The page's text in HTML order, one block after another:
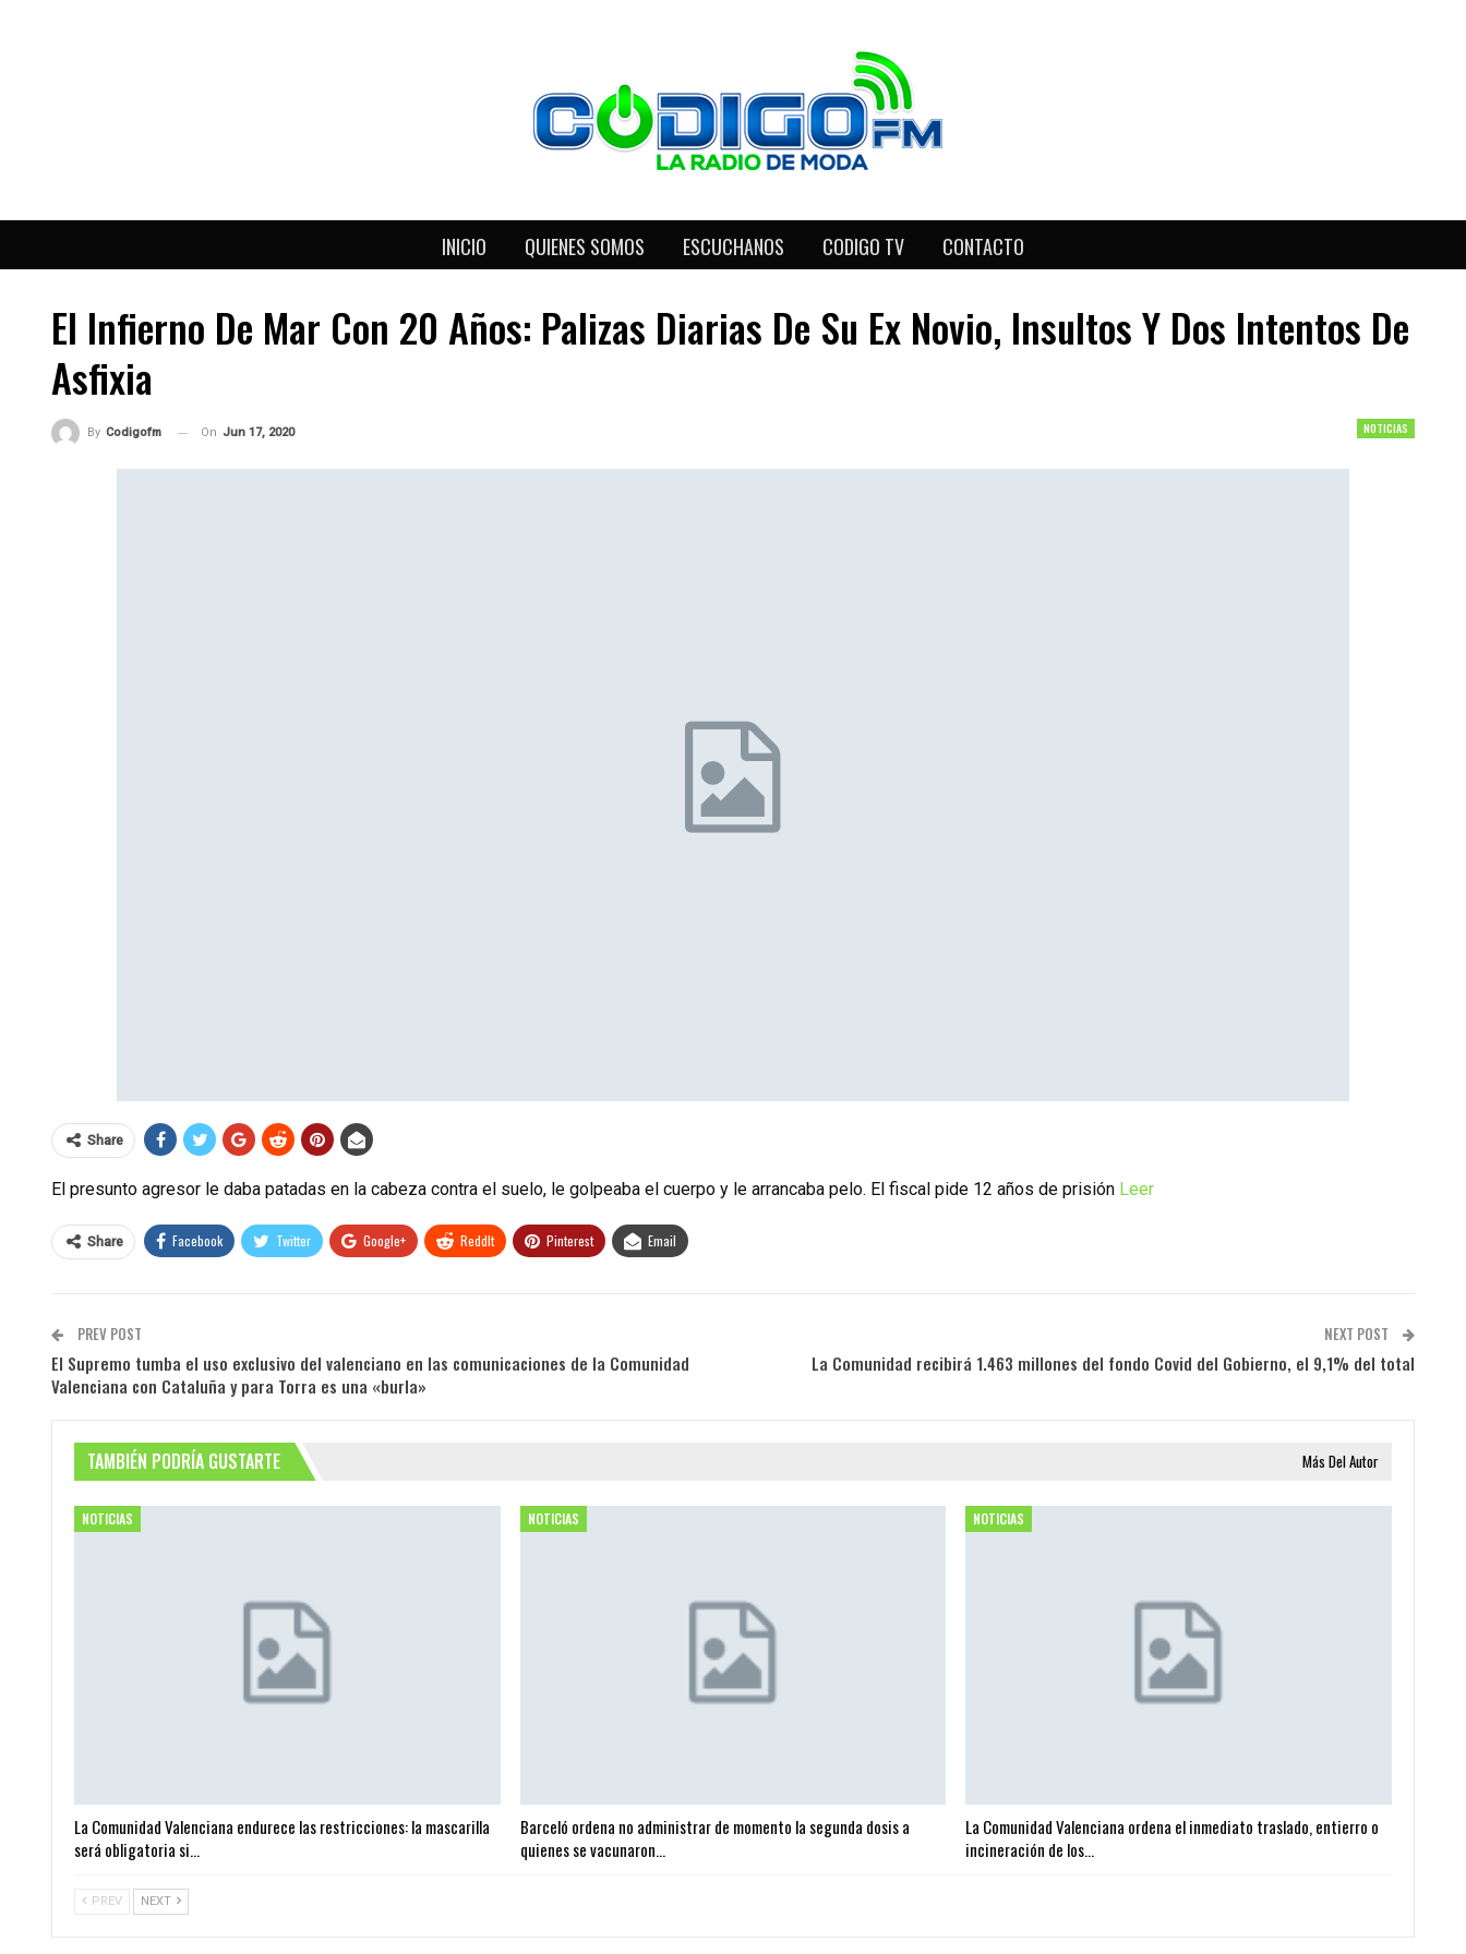
INICIO QUIENES SOMOS ESCUCHANOS CODIGO TV CONTACTO
El Infierno De Mar Con 20 Años: Palizas Diarias De Su Ex Novio, Insultos Y Dos Intentos De
Asfixia
NOTICIAS
By Codigofm On Jun 17, 2020
Share
El presunto agresor le daba patadas en la cabeza contra el suelo, le golpeaba el cuerpo y le arrancaba pelo. El fiscal pide 12 años de prisión Leer
Share Facebook Twitter Google+ ReddIt Pinterest Email
PREV POST
El Supremo tumba el uso exclusivo del valenciano en las comunicaciones de la Comunidad
Valenciana con Cataluña y para Torra es una «burla»
NEXT POST
La Comunidad recibirá 1.463 millones del fondo Covid del Gobierno, el 9,1% del total
TAMBIÉN PODRÍA GUSTARTE Más Del Autor
NOTICIAS
La Comunidad Valenciana endurece las restricciones: la mascarilla
será obligatoria si…
NOTICIAS
Barceló ordena no administrar de momento la segunda dosis a
quienes se vacunaron…
NOTICIAS
La Comunidad Valenciana ordena el inmediato traslado, entierro o
incineración de los…
PREV NEXT